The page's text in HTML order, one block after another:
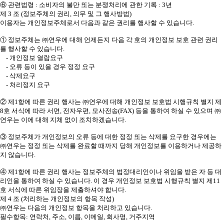
⑥ 관련법령 : 소비자의 불만 또는 분쟁처리에 관한 기록 : 3년
제 3 조 (정보주체의 권리, 의무 및 그 행사방법)
이용자는 개인정보주체로서 다음과 같은 권리를 행사할 수 있습니다.
① 정보주체는 ㈜연우에 대해 언제든지 다음 각 호의 개인정보 보호 관련 권리
를 행사할 수 있습니다.
- 개인정보 열람요구
- 오류 등이 있을 경우 정정 요구
- 삭제요구
- 처리정지 요구
② 제1항에 따른 권리 행사는 ㈜연우에 대해 개인정보 보호법 시행규칙 별지 제
8호 서식에 따라 서면, 전자우편, 모사전송(FAX) 등을 통하여 하실 수 있으며 ㈜
연우는 이에 대해 지체 없이 조치하겠습니다.
③ 정보주체가 개인정보의 오류 등에 대한 정정 또는 삭제를 요구한 경우에는
㈜연우는 정정 또는 삭제를 완료할 때까지 당해 개인정보를 이용하거나 제공하
지 않습니다.
④ 제1항에 따른 권리 행사는 정보주체의 법정대리인이나 위임을 받은 자 등 대
리인을 통하여 하실 수 있습니다. 이 경우 개인정보 보호법 시행규칙 별지 제11
호 서식에 따른 위임장을 제출하셔야 합니다.
제 4 조 (처리하는 개인정보의 항목 작성)
㈜연우는 다음의 개인정보 항목을 처리하고 있습니다.
필수항목: 연락처, 주소, 이름, 이메일, 회사명, 거주지역